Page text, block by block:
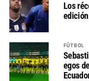
Los
FÚTBOL
egos